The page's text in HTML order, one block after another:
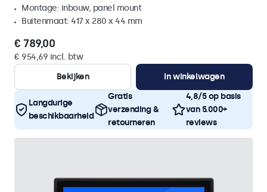
Montage: inbouw, panel mount
Buitenmaat: 417 x 280 x 44 mm
€ 789,00
€ 954,69 incl. btw
Bekijken
In winkelwagen
Langdurige
beschikbaarheid
Gratis
verzending &
retourneren
4,8/5 op basis
van 5.000+
reviews